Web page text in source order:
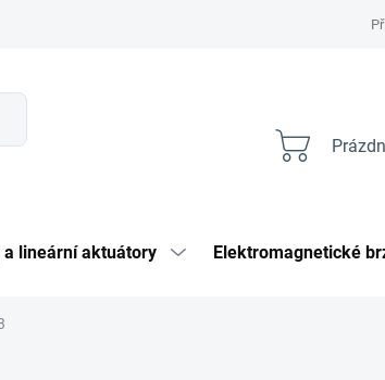
lineární aktuátory Elektromagnetické